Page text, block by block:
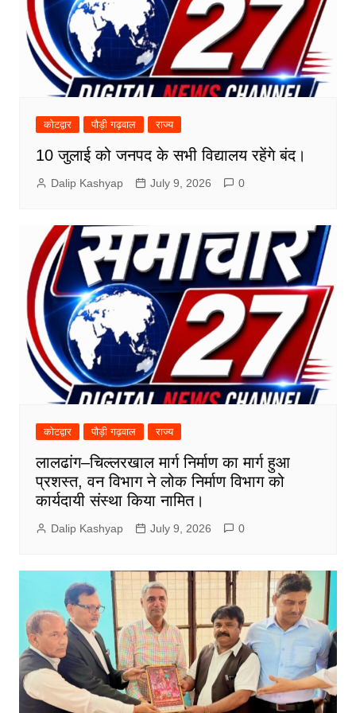
कोटद्वार पौड़ी गढ़वाल राज्य
10 जुलाई को जनपद के सभी विद्यालय रहेंगे बंद।
Dalip Kashyap July 9, 2026 0
कोटद्वार पौड़ी गढ़वाल राज्य
लालढांग–चिल्लरखाल मार्ग निर्माण का मार्ग हुआ
प्रशस्त, वन विभाग ने लोक निर्माण विभाग को
कार्यदायी संस्था किया नामित।
Dalip Kashyap July 9, 2026 0